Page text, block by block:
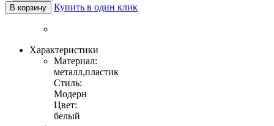
В корзину Купить в один клик
Характеристики
Материал:
металл,пластик
Стиль:
Модерн
Цвет:
белый